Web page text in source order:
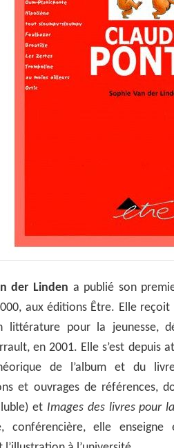
der Linden a publié son
aux éditions Être. Elle
littérature pour la jeunesse,
en 2001. Elle s’est depuis
de l’album et du
et ouvrages de références,
et Images des livres pour
conférencière, elle